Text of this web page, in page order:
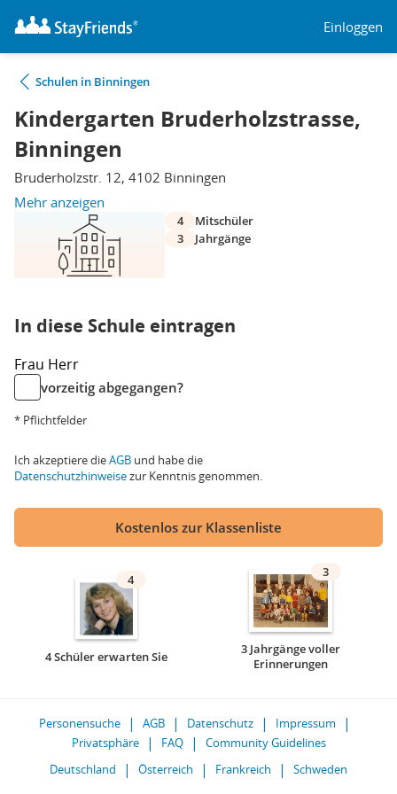
Einloggen
Schulen in Binningen
Kindergarten Bruderholzstrasse,
Binningen
Bruderholzstr. 12, 4102 Binningen
Mehr anzeigen
4
Mitschüler
3
Jahrgänge
In diese Schule eintragen
Frau Herr
vorzeitig abgegangen?
* Pflichtfelder
Ich akzeptiere dieAGB und habe die
Datenschutzhinweisezur Kenntnis genommen.
Kostenlos zur Klassenliste
4
4 Schüler erwarten Sie
3
3 Jahrgänge voller
Erinnerungen
Personensuche AGB Datenschutz
Impressum
Privatsphäre
FAQ
Community Guidelines
Deutschland
Österreich Frankreich Schweden